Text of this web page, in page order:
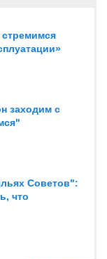
заходим с
Советов":
что